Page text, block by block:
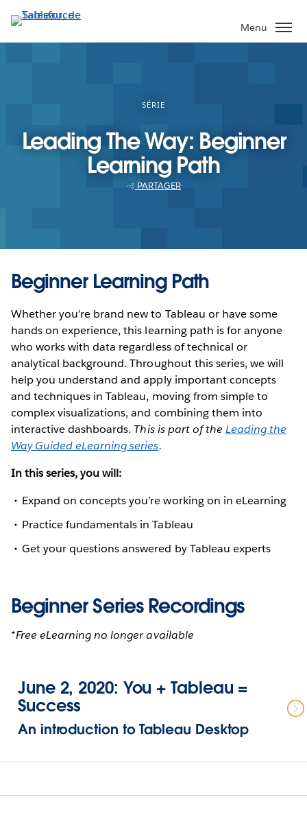
Aller
au
contenu
Menu
SÉRIE
Leading The Way: Beginner
Learning Path
PARTAGER
Beginner Learning Path
Whether you’re brand new to Tableau or have some
hands on experience, this learning path is for anyone
who works with data regardless of technical or
analytical background. Throughout this series, we will
help you understand and apply important concepts
and techniques in Tableau, moving from simple to
complex visualizations, and combining them into
interactive dashboards. This is part of the Leading the
Way Guided eLearning series.
In this series, you will:
Expand on concepts you’re working on in eLearning
Practice fundamentals in Tableau
Get your questions answered by Tableau experts
Beginner Series Recordings
*Free eLearning no longer available
June 2, 2020: You + Tableau =
Success
An introduction to Tableau Desktop